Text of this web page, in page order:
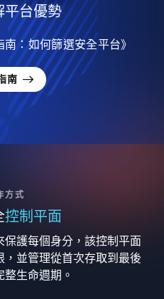
平台優勢
：如何篩選安全平台》
南
方式
控制平面
保護每個身分，該控制平面
並管理從首次存取到最後
整生命週期。